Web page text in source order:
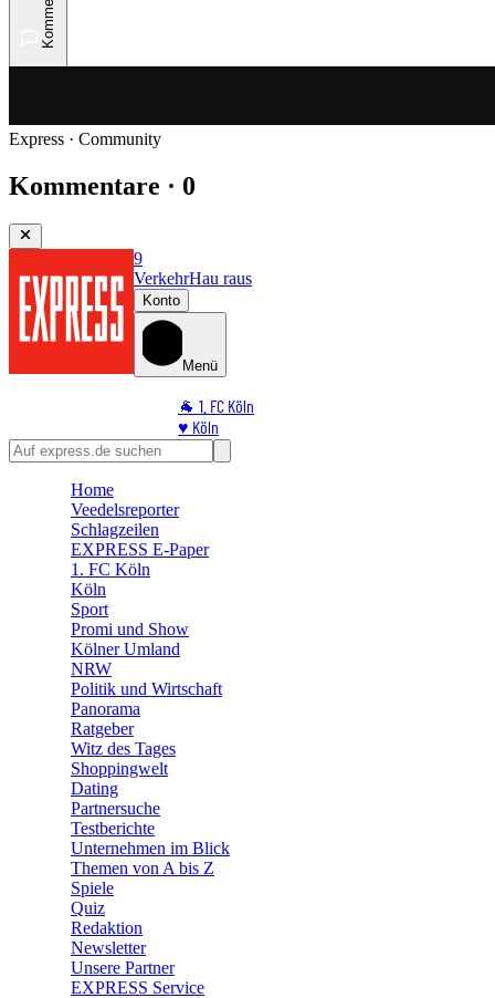
Express · Community
Kommentare · 0
9
VerkehrHau raus
Konto
Menü
🐐 1. FC Köln
♥️ Köln
⭐ Promi
🛒 Shoppingwelt
Home
Veedelsreporter
Schlagzeilen
EXPRESS E-Paper
1. FC Köln
Köln
Sport
Promi und Show
Kölner Umland
NRW
Politik und Wirtschaft
Panorama
Ratgeber
Witz des Tages
Shoppingwelt
Dating
Partnersuche
Testberichte
Unternehmen im Blick
Themen von A bis Z
Spiele
Quiz
Redaktion
Newsletter
Unsere Partner
EXPRESS Service